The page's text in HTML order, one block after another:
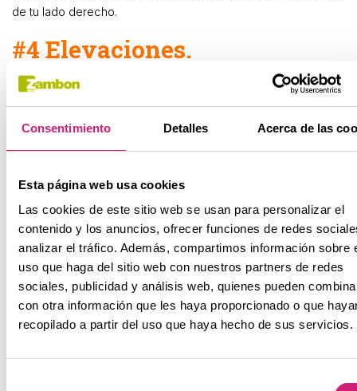
Consentimiento Detalles Acerca de las
Esta página web usa cookies
Las cookies de este sitio web se usan para personalizar el
contenido y los anuncios, ofrecer funciones de redes
analizar el tráfico. Además, compartimos información sobre
uso que haga del sitio web con nuestros partners de redes
sociales, publicidad y análisis web, quienes pueden
con otra información que les haya proporcionado o que
recopilado a partir del uso que haya hecho de sus servicios.
de tu lado derecho.
#4 Elevaciones.
Tumbado boca arriba, estira los brazos a ambos lados de tu
de los pies . Eleva la cadera hacia arriba hasta que tu
Para aliviar el dolor muscular también
adoptar buenos hábitos posturales. Por tanto, si te duele
mucho la espalda, procura sentarte con la espalda recta y los
hombros hacia abajo. También es importantísimo que no
eches la cabeza hacia delante, ya que por poco que lo
hagas estarás aumentando muchísimo la presión sobre las
vértebras lumbares y estas tendrán que hacer mucha más
fuerza para mantener la postura. Así es como aparece,